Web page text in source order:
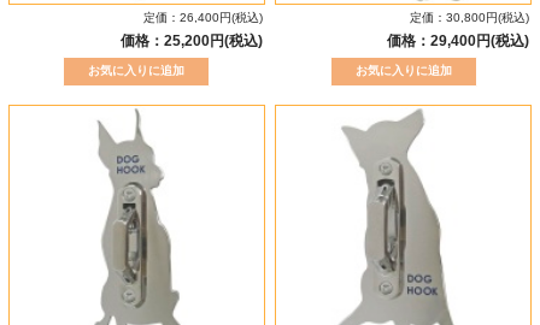
定価：26,400円(税込)
価格：25,200円(税込)
定価：30,800円(税込)
価格：29,400円(税込)